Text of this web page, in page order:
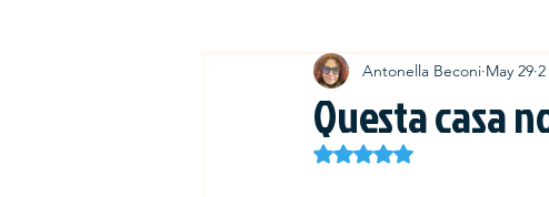
Questa casa
Antonella Beconi May 29
Rated NaN out of 5 stars.